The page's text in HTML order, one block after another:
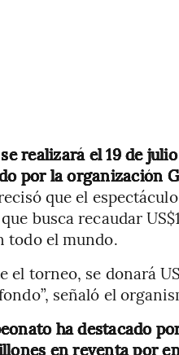
realizará el 19 de
por la organización
que el
busca recaudar
todo el mundo.
el torneo, se donará
señaló el
ha destacado
en reventa por